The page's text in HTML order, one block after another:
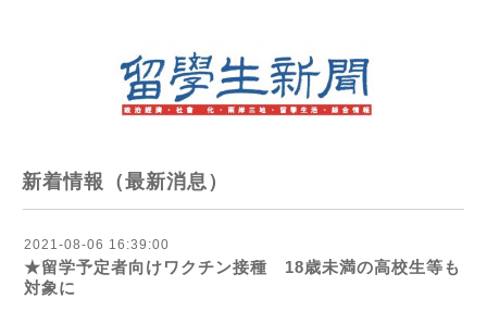
新着情報（最新消息）
2021-08-06 16:39:00
★留学予定者向けワクチン接種 18歳未満の高校生等も
対象に